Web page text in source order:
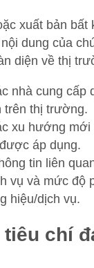
xuất bản bất
dung của
diện về thị
nhà cung cấp
trên thị trường.
xu hướng mới
áp dụng.
tin liên
vụ và mức độ
hiệu/dịch vụ.
chí